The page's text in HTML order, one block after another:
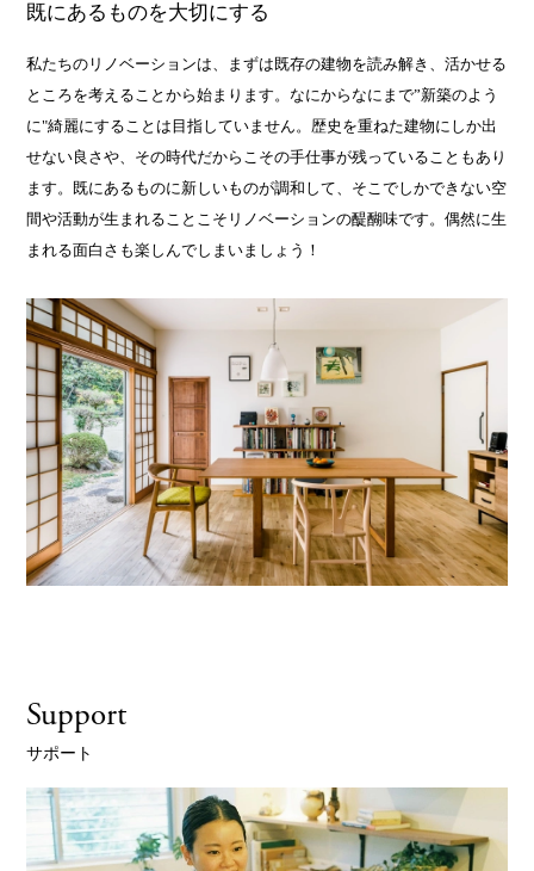
既にあるものを大切にする
私たちのリノベーションは、まずは既存の建物を読み解き、活かせる
ところを考えることから始まります。なにからなにまで”新築のよう
に"綺麗にすることは目指していません。歴史を重ねた建物にしか出
せない良さや、その時代だからこその手仕事が残っていることもあり
ます。既にあるものに新しいものが調和して、そこでしかできない空
間や活動が生まれることこそリノベーションの醍醐味です。偶然に生
まれる面白さも楽しんでしまいましょう！
Support
サポート